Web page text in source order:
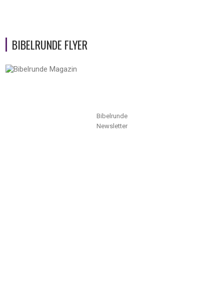
BIBELRUNDE FLYER
Bibelrunde
Newsletter